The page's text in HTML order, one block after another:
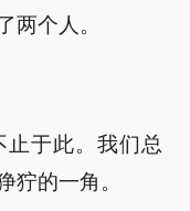
两个人。
于此。我们总
狞的一角。